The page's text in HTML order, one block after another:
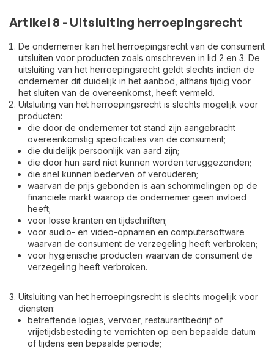
Artikel 8 - Uitsluiting herroepingsrecht
De ondernemer kan het herroepingsrecht van de consument
uitsluiten voor producten zoals omschreven in lid 2 en 3. De
uitsluiting van het herroepingsrecht geldt slechts indien de
ondernemer dit duidelijk in het aanbod, althans tijdig voor
het sluiten van de overeenkomst, heeft vermeld.
Uitsluiting van het herroepingsrecht is slechts mogelijk voor
producten:
die door de ondernemer tot stand zijn aangebracht
overeenkomstig specificaties van de consument;
die duidelijk persoonlijk van aard zijn;
die door hun aard niet kunnen worden teruggezonden;
die snel kunnen bederven of verouderen;
waarvan de prijs gebonden is aan schommelingen op de
financiële markt waarop de ondernemer geen invloed
heeft;
voor losse kranten en tijdschriften;
voor audio- en video-opnamen en computersoftware
waarvan de consument de verzegeling heeft verbroken;
voor hygiënische producten waarvan de consument de
verzegeling heeft verbroken.
Uitsluiting van het herroepingsrecht is slechts mogelijk voor
diensten:
betreffende logies, vervoer, restaurantbedrijf of
vrijetijdsbesteding te verrichten op een bepaalde datum
of tijdens een bepaalde periode;